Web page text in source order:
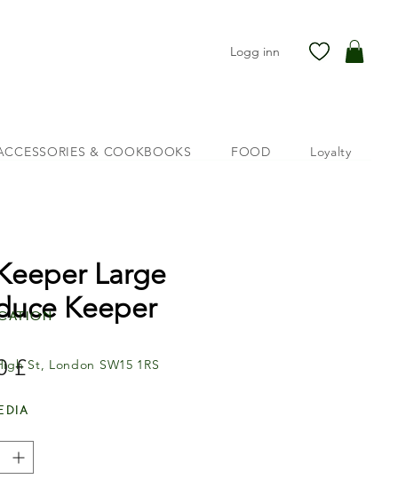
Logg inn
& COOKBOOKS FOOD Loyalty
Large
Keeper
£Pris
St, London SW15 1RS